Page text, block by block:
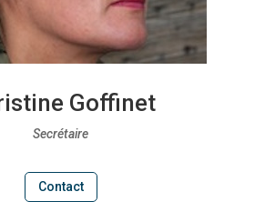
Goffinet
Secrétaire
Contact